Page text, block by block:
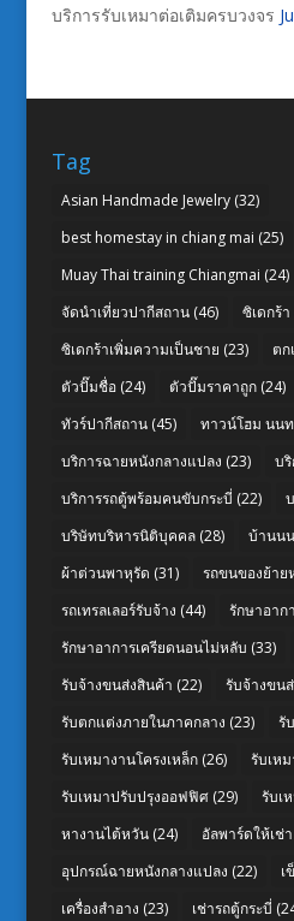
บริการรับเหมาต่อเติมครบวงจร
Tag
Asian Handmade Jewelry(32)
best homestay in chiang mai (25)
Muay Thai training Chiangmai (24)
จัดนำเที่ยวปากีสถาน(46) ซิเดกร้า
ซิเดกร้าเพิ่มความเป็นชาย (23) ต
ตัวปั๊มชื่อ(24) ตัวปั๊มราคาถูก(24)
ทัวร์ปากีสถาน(45) ทาวน์โฮม นน
บริการฉายหนังกลางแปลง (23) บ
บริการรถตู้พร้อมคนขับกระบี่ (22)
บริษัทบริหารนิติบุคคล(28) บ้านน
ผ้าต่วนพาหุรัด (31) รถขนของย้าย
รถเทรลเลอร์รับจ้าง (44) รักษาอาก
รักษาอาการเครียดนอนไม่หลับ (33)
รับจ้างขนส่งสินค้า (22) รับจ้างขน
รับตกแต่งภายในภาคกลาง (23) รั
รับเหมางานโครงเหล็ก(26) รับเห
รับเหมาปรับปรุงออฟฟิศ(29) รับเ
หางานไต้หวัน(24) อัลพาร์ดให้เช่า
อุปกรณ์ฉายหนังกลางแปลง (22) เ
เครื่องสำอาง (23) เช่ารถตู้กระบี่